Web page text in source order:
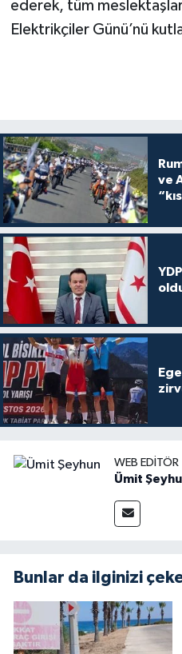
ederek, tüm
Elektrikçiler Günü’nü
ve
WEB EDITÖR
Ümit
Bunlar da ilginizi